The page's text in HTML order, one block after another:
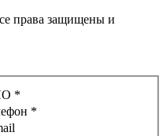
права защищены и
*
*